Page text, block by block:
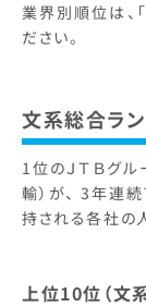
業界別順位は、
ださい。
文系総合ラ
1位のＪＴＢグ
輸）が、 3年連
持される各社の
上位10位（文